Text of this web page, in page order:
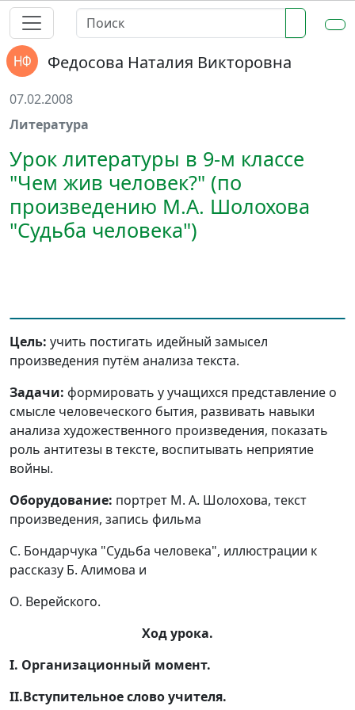
Федосова Наталия Викторовна
07.02.2008
Литература
Урок литературы в 9-м классе
"Чем жив человек?" (по
произведению М.А. Шолохова
"Судьба человека")
Цель: учить постигать идейный замысел
произведения путём анализа текста.
Задачи: формировать у учащихся представление о
смысле человеческого бытия, развивать навыки
анализа художественного произведения, показать
роль антитезы в тексте, воспитывать неприятие
войны.
Оборудование: портрет М. А. Шолохова, текст
произведения, запись фильма
С. Бондарчука "Судьба человека", иллюстрации к
рассказу Б. Алимова и
О. Верейского.
Ход урока.
I. Организационный момент.
II.Вступительное слово учителя.